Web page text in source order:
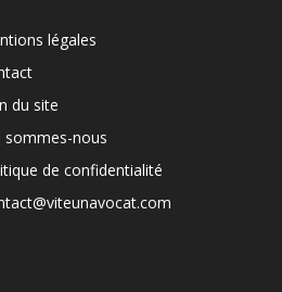
légales
du site
sommes-nous
de confidentialité